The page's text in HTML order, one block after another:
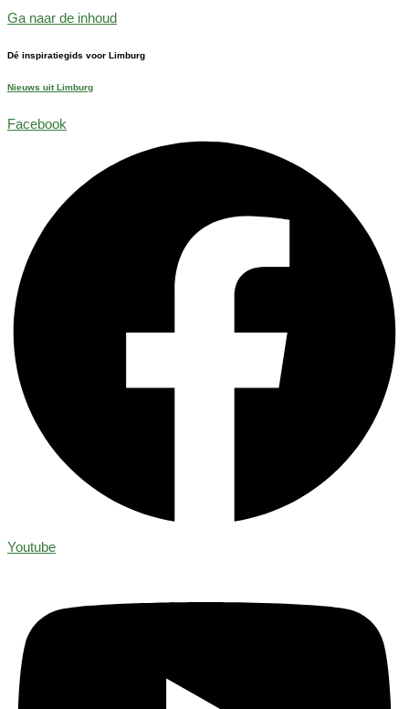
Ga naar de inhoud
Dé inspiratiegids voor Limburg
Nieuws uit Limburg
Facebook
Youtube